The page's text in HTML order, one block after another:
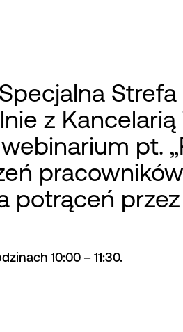
z
pt.
potrąceń
10:00 – 11:30.